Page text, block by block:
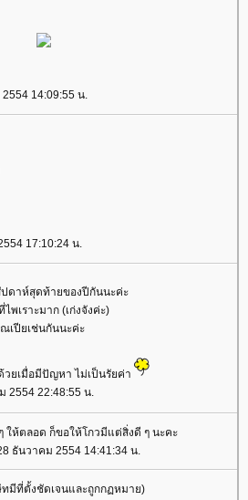
14:09:55 น.
17:10:24 น.
ดาห์สุดท้ายของปีกันนะค่ะ
เราะมาก (เก่งจังค่ะ)
เปียเช่นกันนะค่ะ
ยเมื่อมีปัญหา ไม่เป็นรัยค่า
2554 22:48:55 น.
ให้ตลอด ก็ขอให้โกวมีแต่สิ่งดี ๆ นะคะ
ธันวาคม 2554 14:41:34 น.
มีที่ตั้งชัดเจนและถูกกฏหมาย)